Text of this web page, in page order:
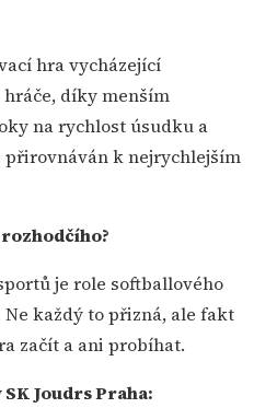
hra vycházející
díky menším
na rychlost úsudku a
k nejrychlejším
je role softballového
každý to přizná, ale fakt
začít a ani probíhat.
Joudrs Praha: